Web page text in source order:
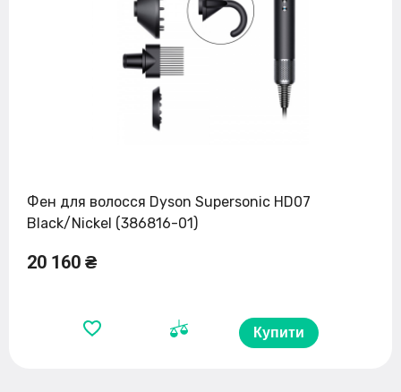
Фен для волосся Dyson Supersonic HD07
Black/Nickel (386816-01)
20 160 ₴
Купити